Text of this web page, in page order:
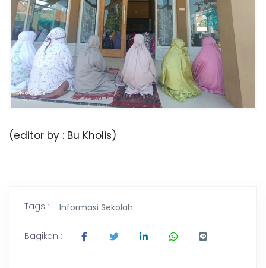
(editor by : Bu Kholis)
Tags : Informasi Sekolah
Bagikan :